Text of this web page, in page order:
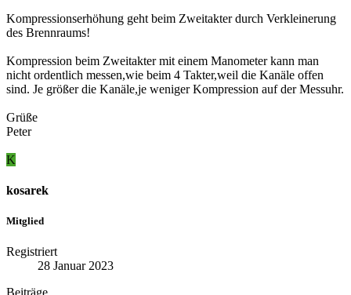
Kompressionserhöhung geht beim Zweitakter durch Verkleinerung
des Brennraums!
Kompression beim Zweitakter mit einem Manometer kann man
nicht ordentlich messen,wie beim 4 Takter,weil die Kanäle offen
sind. Je größer die Kanäle,je weniger Kompression auf der Messuhr.
Grüße
Peter
K
kosarek
Mitglied
Registriert
28 Januar 2023